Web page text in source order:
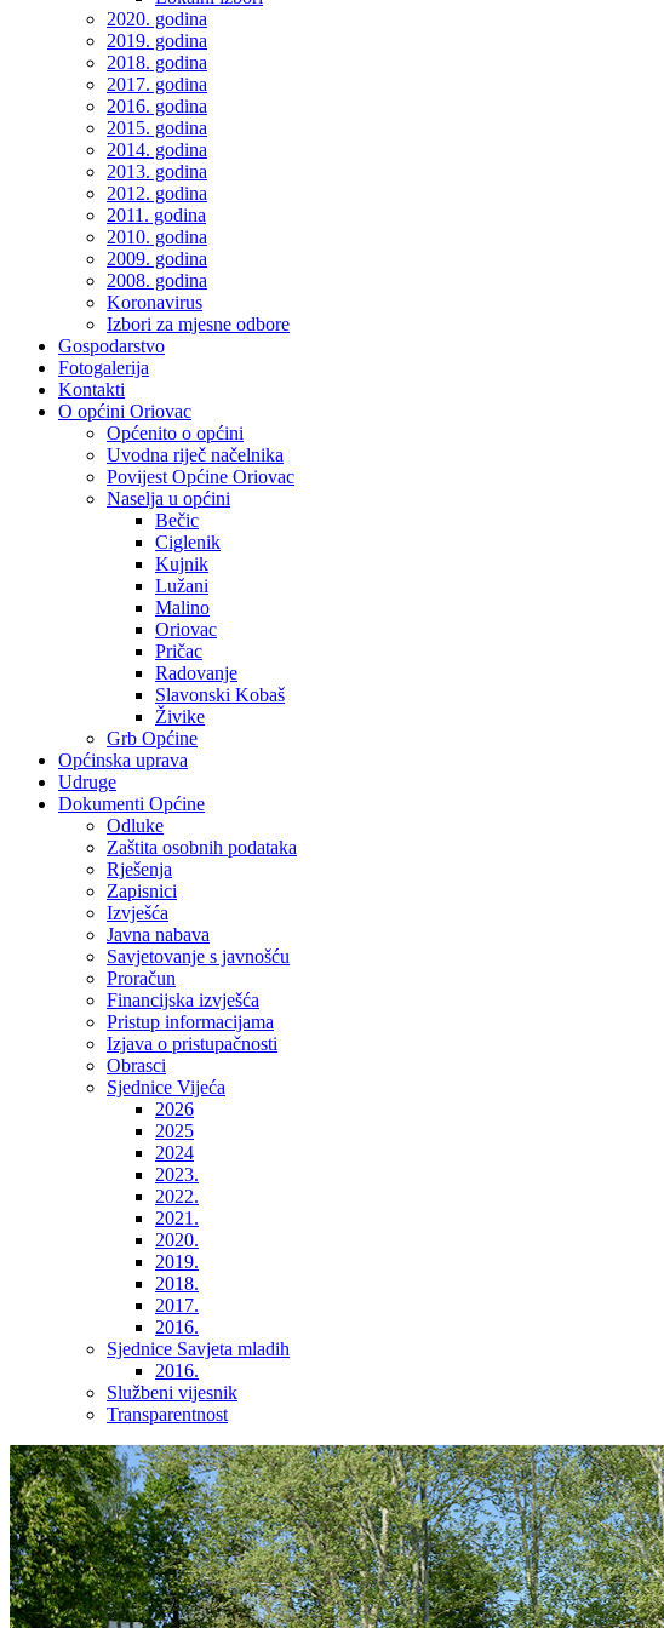
2020. godina
2019. godina
2018. godina
2017. godina
2016. godina
2015. godina
2014. godina
2013. godina
2012. godina
2011. godina
2010. godina
2009. godina
2008. godina
Koronavirus
Izbori za mjesne odbore
Gospodarstvo
Fotogalerija
Kontakti
O općini Oriovac
Općenito o općini
Uvodna riječ načelnika
Povijest Općine Oriovac
Naselja u općini
Bečic
Ciglenik
Kujnik
Lužani
Malino
Oriovac
Pričac
Radovanje
Slavonski Kobaš
Živike
Grb Općine
Općinska uprava
Udruge
Dokumenti Općine
Odluke
Zaštita osobnih podataka
Rješenja
Zapisnici
Izvješća
Javna nabava
Savjetovanje s javnošću
Proračun
Financijska izvješća
Pristup informacijama
Izjava o pristupačnosti
Obrasci
Sjednice Vijeća
2026
2025
2024
2023.
2022.
2021.
2020.
2019.
2018.
2017.
2016.
Sjednice Savjeta mladih
2016.
Službeni vijesnik
Transparentnost